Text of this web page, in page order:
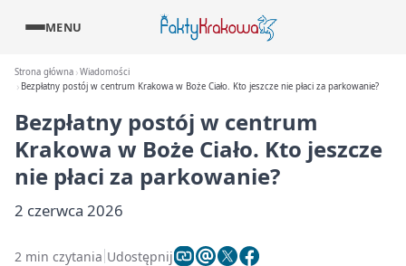
MENU
Strona główna Wiadomości
Bezpłatny postój w centrum Krakowa w Boże Ciało. Kto jeszcze nie płaci za parkowanie?
Bezpłatny postój w centrum
Krakowa w Boże Ciało. Kto jeszcze
nie płaci za parkowanie?
2 czerwca 2026
2 min czytania Udostępnij